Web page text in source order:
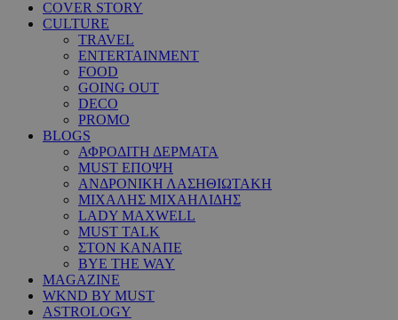
COVER STORY
CULTURE
TRAVEL
ENTERTAINMENT
FOOD
GOING OUT
DECO
PROMO
BLOGS
ΑΦΡΟΔΙΤΗ ΔΕΡΜΑΤΑ
MUST ΕΠΟΨΗ
ΑΝΔΡΟΝΙΚΗ ΛΑΣΗΘΙΩΤΑΚΗ
ΜΙΧΑΛΗΣ ΜΙΧΑΗΛΙΔΗΣ
LADY MAXWELL
MUST TALK
ΣΤΟΝ ΚΑΝΑΠΕ
BYE THE WAY
MAGAZINE
WKND BY MUST
ASTROLOGY